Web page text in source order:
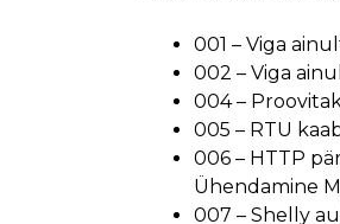
001 – Viga
002 – Viga
004 –
005 – RTU
006 – HTTP
Ühendamine
007 – Shelly